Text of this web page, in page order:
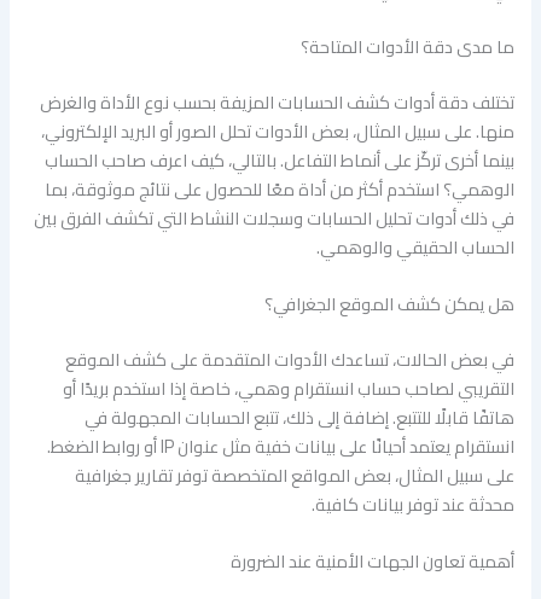
ما مدى دقة الأدوات المتاحة؟
تختلف دقة أدوات كشف الحسابات المزيفة بحسب نوع الأداة والغرض
منها. على سبيل المثال، بعض الأدوات تحلل الصور أو البريد الإلكتروني،
بينما أخرى تركّز على أنماط التفاعل. بالتالي، كيف اعرف صاحب الحساب
الوهمي؟ استخدم أكثر من أداة معًا للحصول على نتائج موثوقة، بما
في ذلك أدوات تحليل الحسابات وسجلات النشاط التي تكشف الفرق بين
الحساب الحقيقي والوهمي.
هل يمكن كشف الموقع الجغرافي؟
في بعض الحالات، تساعدك الأدوات المتقدمة على كشف الموقع
التقريبي لصاحب حساب انستقرام وهمي، خاصة إذا استخدم بريدًا أو
هاتفًا قابلًا للتتبع. إضافة إلى ذلك، تتبع الحسابات المجهولة في
انستقرام يعتمد أحيانًا على بيانات خفية مثل عنوان IP أو روابط الضغط.
على سبيل المثال، بعض المواقع المتخصصة توفر تقارير جغرافية
محدثة عند توفر بيانات كافية.
أهمية تعاون الجهات الأمنية عند الضرورة